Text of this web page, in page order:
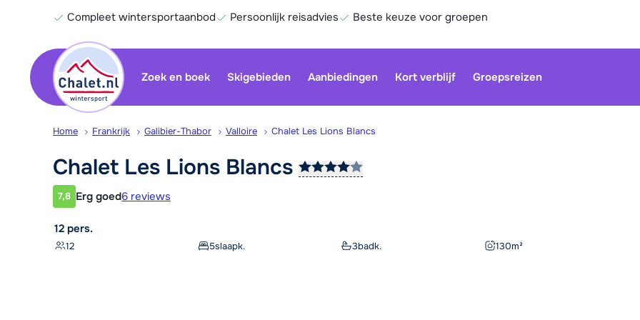
Compleet wintersportaanbod Persoonlijk reisadvies Beste keuze voor groepen
Zoek en boek Skigebieden Aanbiedingen Kort verblijf Groepsreizen
Home Frankrijk Galibier-Thabor Valloire Chalet Les Lions Blancs
Chalet Les Lions Blancs
Klantwaardering
7,8 Erg goed6 reviews
12 pers.
12 5slaapk. 3badk. 130m²